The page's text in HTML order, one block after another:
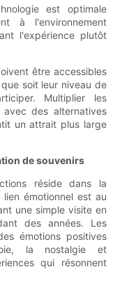
est optimale
à l'environnement
l'expérience plutôt
être accessibles
soit leur niveau de
Multiplier les
des alternatives
un attrait plus large
de souvenirs
réside dans la
émotionnel est au
une simple visite en
des années. Les
émotions positives
la nostalgie et
qui résonnent